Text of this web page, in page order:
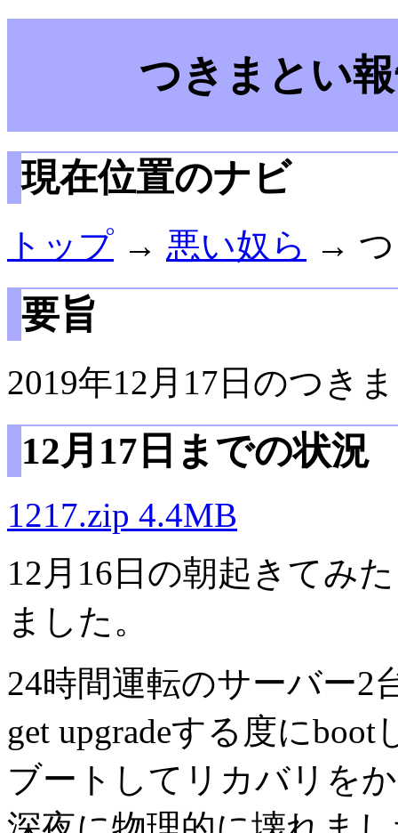
つきまとい
現在位置のナビ
トップ → 悪い奴ら → つ
要旨
2019年12月17日のつき
12月17日までの状況
1217.zip 4.4MB
12月16日の朝起きてみ
ました。
24時間運転のサーバー2
get upgradeする度に
ブートしてリカバリを